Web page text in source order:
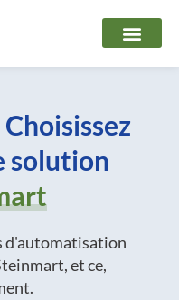
solution
d'automatisation
et ce,